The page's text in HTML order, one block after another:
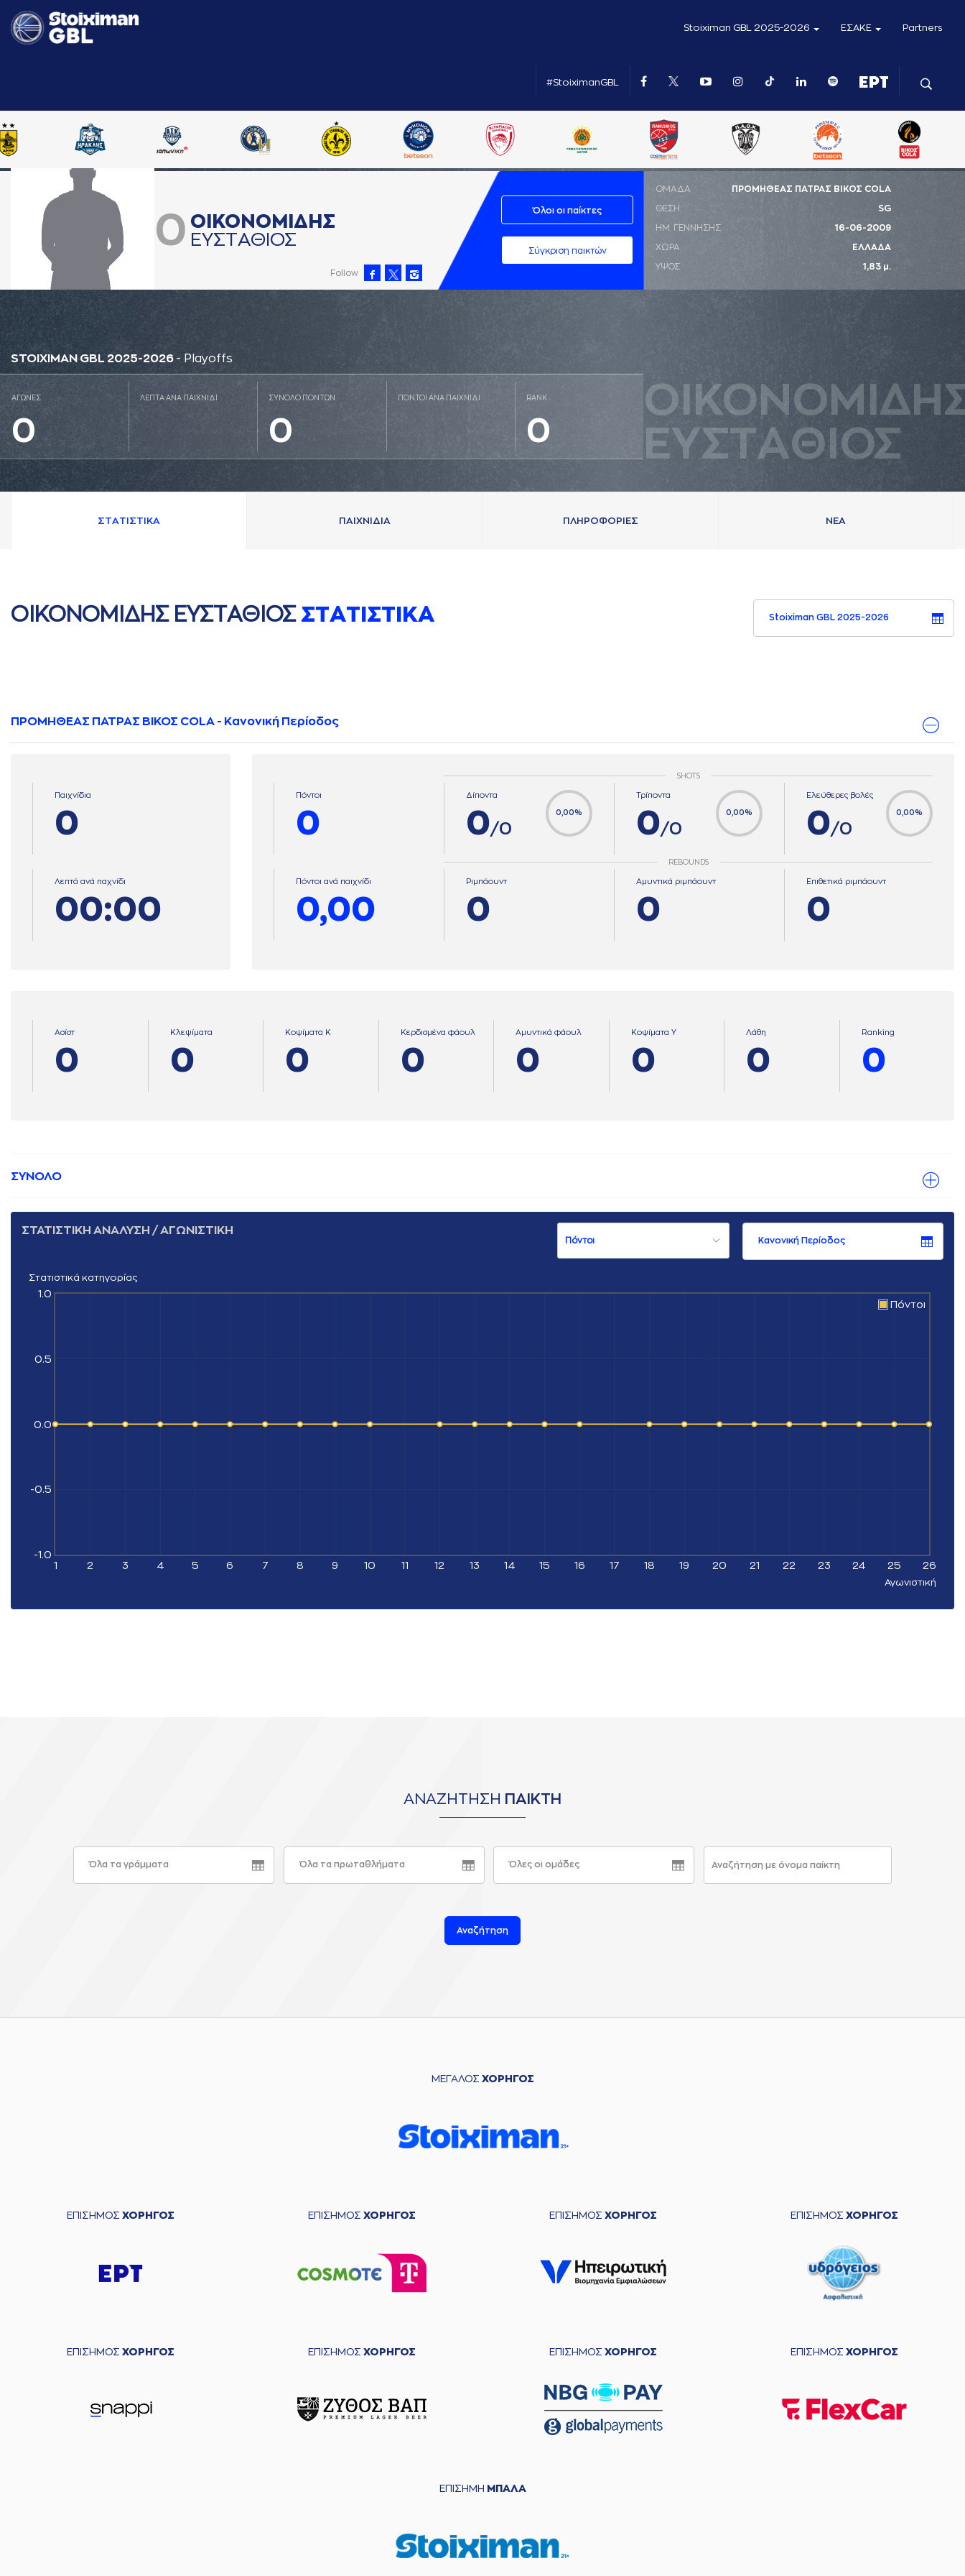
Stoiximan GBL 2025-2026 ΕΣΑΚΕ Partners
#StoiximanGBL
0 ΟΙΚΟΝΟΜΙΔΗΣ
ΕΥΣΤAΘΙΟΣ
Follow
Όλοι οι παίκτες
Σύγκριση παικτών
STOIXIMAN GBL 2025-2026 - Playoffs
ΑΓΩΝΕΣ
0
ΛΕΠΤΑ ΑΝΑ ΠΑΙΧΝΙΔΙ ΣΥΝΟΛΟ ΠΟΝΤΩΝ
0
ΠΟΝΤΟΙ ΑΝΑ ΠΑΙΧΝΙΔΙ RANK
0
ΕΥΣΤAΘΙΟΣ
ΟΜΑΔΑ ΠΡΟΜΗΘΕΑΣ ΠΑΤΡΑΣ ΒΙΚΟΣ COLA
ΘΕΣΗ SG
ΗΜ. ΓΕΝΝΗΣΗΣ 16-06-2009
ΧΩΡΑ ΕΛΛΑΔΑ
ΥΨΟΣ 1,83 μ.
ΣΤAΤΙΣΤΙΚA ΠAΙΧΝΙΔΙA ΠΛΗΡΟΦΟΡΙΕΣ ΝΕA
ΟΙΚΟΝΟΜΙΔΗΣ ΕΥΣΤAΘΙΟΣ ΣΤAΤΙΣΤΙΚA Stoiximan GBL 2025-2026
ΠΡΟΜΗΘΕΑΣ ΠΑΤΡΑΣ ΒΙΚΟΣ COLA - Κανονική Περίοδος
Παιχνίδια
0
Λεπτά ανά παχνίδι
00:00
Πόντοι
0
Πόντοι ανά παιχνίδι
0,00
SHOTS
0,00%
Δίποντα
0/0
0,00%
Τρίποντα
0/0
0,00%
Ελεύθερες βολές
0/0
REBOUNDS
Ριμπάουντ
0
Αμυντικά ριμπάουντ
0
Επιθετικά ριμπάουντ
0
Ασίστ
0
Κλεψίματα
0
Κοψίματα Κ
0
Κερδισμένα φάουλ
0
Αμυντικά φάουλ
0
Κοψίματα Υ
0
Λάθη
0
Ranking
0
ΣΥΝΟΛΟ
ΣΤΑΤΙΣΤΙΚΗ ΑΝΑΛΥΣΗ / ΑΓΩΝΙΣΤΙΚΗ
Κανονική Περίοδος
Στατιστικά κατηγορίας
1 2 3 4 5 6 7 8 9 10 11 12 13 14 15 16 17 18 19 20 21 22 23 24 25 26
-1.0
-0.5
0.0
0.5
1.0
Πόντοι
Αγωνιστική
ΑΝΑΖΗΤΗΣΗ ΠΑΙΚΤΗ
Όλα τα γράμματα Όλα τα πρωταθλήματα Όλες οι ομάδες
Αναζήτηση
ΜΕΓΑΛΟΣ ΧΟΡΗΓΟΣ
ΕΠΙΣΗΜΟΣ ΧΟΡΗΓΟΣ ΕΠΙΣΗΜΟΣ ΧΟΡΗΓΟΣ ΕΠΙΣΗΜΟΣ ΧΟΡΗΓΟΣ ΕΠΙΣΗΜΟΣ ΧΟΡΗΓΟΣ
ΕΠΙΣΗΜΟΣ ΧΟΡΗΓΟΣ ΕΠΙΣΗΜΟΣ ΧΟΡΗΓΟΣ ΕΠΙΣΗΜΟΣ ΧΟΡΗΓΟΣ ΕΠΙΣΗΜΟΣ ΧΟΡΗΓΟΣ
ΕΠΙΣΗΜΗ ΜΠΑΛΑ